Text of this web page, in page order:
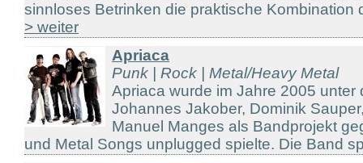
sinnloses Betrinken die praktische Kombination
> weiter
Apriaca
Punk | Rock | Metal/Heavy Metal
Apriaca wurde im Jahre 2005 unter
Johannes Jakober, Dominik
Manuel Manges als Bandprojekt
und Metal Songs unplugged spielte. Die Band